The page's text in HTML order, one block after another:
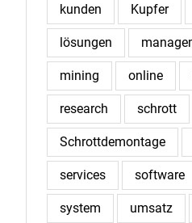
kunden Kupfer
lösungen
mining online
research schrott
Schrottdemontage
services software
system umsatz